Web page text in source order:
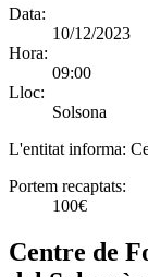
Data:
10/12/2023
Hora:
09:00
Lloc:
Solsona
L'entitat informa:
Portem recaptats:
100€
Centre de